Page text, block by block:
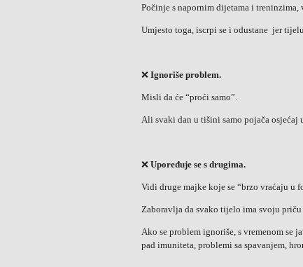
Počinje s napornim dijetama i treninzima,
Umjesto toga, iscrpi se i odustane jer
❌ Ignoriše problem.
Misli da će “proći samo”.
Ali svaki dan u tišini samo pojača osjećaj
❌ Upoređuje se s drugima.
Vidi druge majke koje se “brzo vraćaju u
Zaboravlja da svako tijelo ima svoju priču
Ako se problem ignoriše, s vremenom se
pad imuniteta, problemi sa spavanjem,